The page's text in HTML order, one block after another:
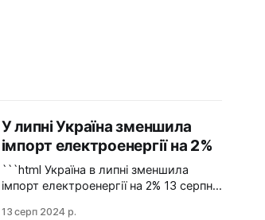
У липні Україна зменшила
імпорт електроенергії на 2%
```html Україна в липні зменшила
імпорт електроенергії на 2% 13 серпня
13 серп 2024 р.